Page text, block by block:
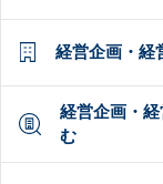
経営企画・経
経営企画・
む